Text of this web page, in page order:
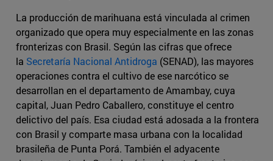
La producción de marihuana está vinculada al crimen
organizado que opera muy especialmente en las zonas
fronterizas con Brasil. Según las cifras que ofrece
la Secretaría Nacional Antidroga (SENAD), las mayores
operaciones contra el cultivo de ese narcótico se
desarrollan en el departamento de Amambay, cuya
capital, Juan Pedro Caballero, constituye el centro
delictivo del país. Esa ciudad está adosada a la frontera
con Brasil y comparte masa urbana con la localidad
brasileña de Punta Porá. También el adyacente